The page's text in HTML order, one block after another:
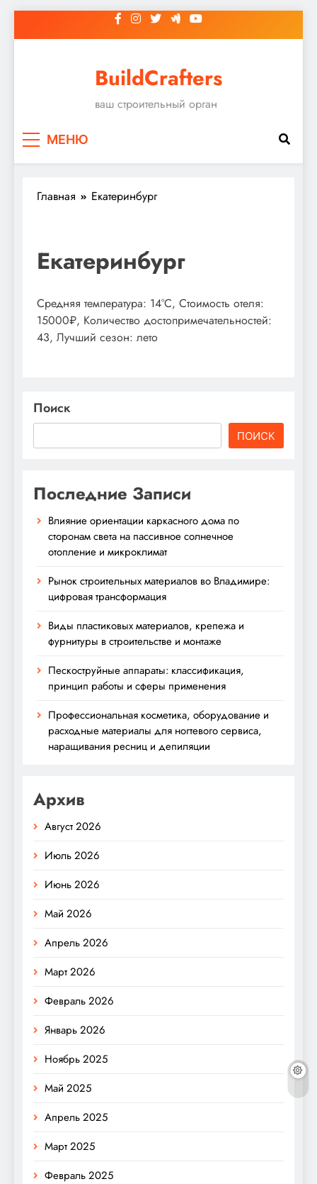
к
BuildCrafters
ваш строительный орган
МЕНЮ
Главная Екатеринбург
Екатеринбург
Средняя температура: 14°C, Стоимость отеля:
15000₽, Количество достопримечательностей:
43, Лучший сезон: лето
Поиск
ПОИСК
Последние Записи
Влияние ориентации каркасного дома по
сторонам света на пассивное солнечное
отопление и микроклимат
Рынок строительных материалов во Владимире:
цифровая трансформация
Виды пластиковых материалов, крепежа и
фурнитуры в строительстве и монтаже
Пескоструйные аппараты: классификация,
принцип работы и сферы применения
Профессиональная косметика, оборудование и
расходные материалы для ногтевого сервиса,
наращивания ресниц и депиляции
Архив
Август 2026
Июль 2026
Июнь 2026
Май 2026
Апрель 2026
Март 2026
Февраль 2026
Январь 2026
Ноябрь 2025
Май 2025
Апрель 2025
Март 2025
Февраль 2025